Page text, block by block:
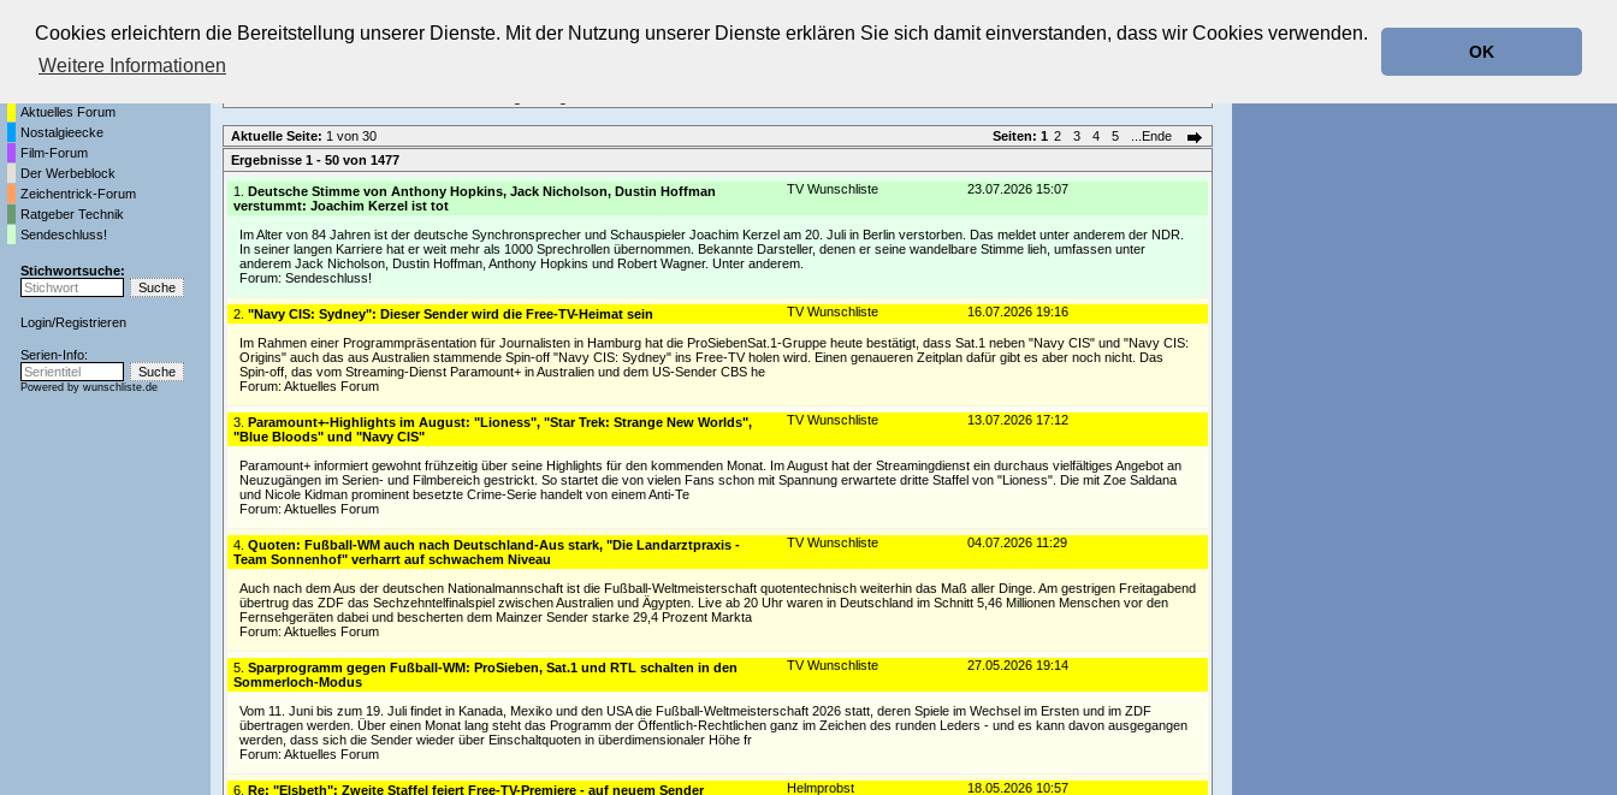
Cookies erleichtern die Bereitstellung unserer Dienste. Mit der Nutzung unserer Dienste erklären Sie sich damit einverstanden, dass wir Cookies verwenden.
Weitere Informationen
OK
Die Fernseh-Diskussionsforen von
Aktuelles Forum
Nostalgieecke
Film-Forum
Der Werbeblock
Zeichentrick-Forum
Ratgeber Technik
Sendeschluss!
Stichwortsuche:
Login/Registrieren
Serien-Info:
Powered by wunschliste.de
Seiten: 1 2 3 4 5 ...Ende
Aktuelle Seite: 1 von 30
Ergebnisse 1 - 50 von 1477
23.07.2026 15:07
TV Wunschliste
1. Deutsche Stimme von Anthony Hopkins, Jack Nicholson, Dustin Hoffman
verstummt: Joachim Kerzel ist tot
Im Alter von 84 Jahren ist der deutsche Synchronsprecher und Schauspieler Joachim Kerzel am 20. Juli in Berlin verstorben. Das meldet unter anderem der NDR.
In seiner langen Karriere hat er weit mehr als 1000 Sprechrollen übernommen. Bekannte Darsteller, denen er seine wandelbare Stimme lieh, umfassen unter
anderem Jack Nicholson, Dustin Hoffman, Anthony Hopkins und Robert Wagner. Unter anderem.
Forum: Sendeschluss!
16.07.2026 19:16
TV Wunschliste
2. "Navy CIS: Sydney": Dieser Sender wird die Free-TV-Heimat sein
Im Rahmen einer Programmpräsentation für Journalisten in Hamburg hat die ProSiebenSat.1-Gruppe heute bestätigt, dass Sat.1 neben "Navy CIS" und "Navy CIS:
Origins" auch das aus Australien stammende Spin-off "Navy CIS: Sydney" ins Free-TV holen wird. Einen genaueren Zeitplan dafür gibt es aber noch nicht. Das
Spin-off, das vom Streaming-Dienst Paramount+ in Australien und dem US-Sender CBS he
Forum: Aktuelles Forum
13.07.2026 17:12
TV Wunschliste
3. Paramount+-Highlights im August: "Lioness", "Star Trek: Strange New Worlds",
"Blue Bloods" und "Navy CIS"
Paramount+ informiert gewohnt frühzeitig über seine Highlights für den kommenden Monat. Im August hat der Streamingdienst ein durchaus vielfältiges Angebot an
Neuzugängen im Serien- und Filmbereich gestrickt. So startet die von vielen Fans schon mit Spannung erwartete dritte Staffel von "Lioness". Die mit Zoe Saldana
und Nicole Kidman prominent besetzte Crime-Serie handelt von einem Anti-Te
Forum: Aktuelles Forum
04.07.2026 11:29
TV Wunschliste
4. Quoten: Fußball-WM auch nach Deutschland-Aus stark, "Die Landarztpraxis -
Team Sonnenhof" verharrt auf schwachem Niveau
Auch nach dem Aus der deutschen Nationalmannschaft ist die Fußball-Weltmeisterschaft quotentechnisch weiterhin das Maß aller Dinge. Am gestrigen Freitagabend
übertrug das ZDF das Sechzehntelfinalspiel zwischen Australien und Ägypten. Live ab 20 Uhr waren in Deutschland im Schnitt 5,46 Millionen Menschen vor den
Fernsehgeräten dabei und bescherten dem Mainzer Sender starke 29,4 Prozent Markta
Forum: Aktuelles Forum
27.05.2026 19:14
TV Wunschliste
5. Sparprogramm gegen Fußball-WM: ProSieben, Sat.1 und RTL schalten in den
Sommerloch-Modus
Vom 11. Juni bis zum 19. Juli findet in Kanada, Mexiko und den USA die Fußball-Weltmeisterschaft 2026 statt, deren Spiele im Wechsel im Ersten und im ZDF
übertragen werden. Über einen Monat lang steht das Programm der Öffentlich-Rechtlichen ganz im Zeichen des runden Leders - und es kann davon ausgegangen
werden, dass sich die Sender wieder über Einschaltquoten in überdimensionaler Höhe fr
Forum: Aktuelles Forum
18.05.2026 10:57
Helmprobst
6. Re: "Elsbeth": Zweite Staffel feiert Free-TV-Premiere - auf neuem Sender